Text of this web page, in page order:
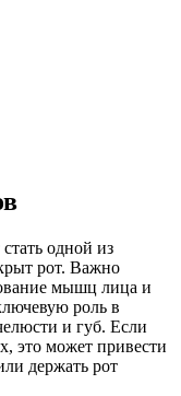
одной из
рот. Важно
мышц лица и
роль в
и губ. Если
это может привести
держать рот